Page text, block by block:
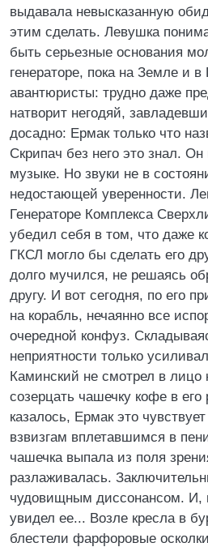
выдавала невысказанную
этим сделать. Левушка
быть серьезные основания
генераторе, пока на Земле и в
авантюристы: трудно даже
натворит негодяй,
досадно: Ермак только что
Скрипач без него это знал.
музыке. Но звуки не в
недостающей уверенности.
Генераторе Комплекса
убедил себя в том, что даже
ГКСЛ могло бы сделать его
долго мучился, не решаясь
другу. И вот сегодня, по его
на корабль, нечаянно все
очередной конфуз.
неприятности только
Каминский не смотрел в лицо
созерцать чашечку кофе в
казалось, Ермак это
взвизгам вплетавшимся в
чашечка выпала из поля
разлаживалась.
чудовищным диссонансом. И,
увидел ее... Возле кресла в
блестели фарфоровые